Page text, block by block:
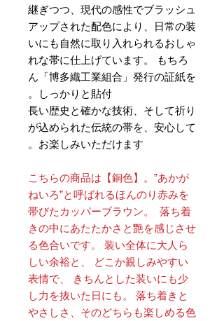
継ぎつつ、現代の感性でブラッシュ
アップされた配色により、日常の装
いにも自然に取り入れられるおしゃ
れな帯に仕上げています。 もちろ
ん「博多織工業組合」発行の証紙を
しっかりと貼付。
長い歴史と確かな技術、そして祈り
が込められた伝統の帯を、安心して
お楽しみいただけます。
こちらの商品は【銅色】。”あかが
ねいろ”と呼ばれるほんのり赤みを
帯びたカッパーブラウン。 落ち着
きの中にあたたかさと艶を感じさせ
る色合いです。 装い全体に大人ら
しい余裕と、 どこか親しみやすい
表情で、 きちんとした装いにも少
し力を抜いた日にも。 落ち着きと
やさしさ、そのどちらも楽しめる色